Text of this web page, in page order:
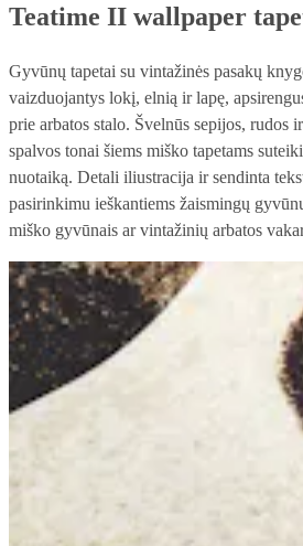
Teatime II wallpaper
Gyvūnų tapetai su vintažinės pasakų
vaizduojantys lokį, elnią ir lapę,
prie arbatos stalo. Švelnūs sepijos, rudos
spalvos tonai šiems miško tapetams
nuotaiką. Detali iliustracija ir sendinta
pasirinkimu ieškantiems žaismingų
miško gyvūnais ar vintažinių arbatos